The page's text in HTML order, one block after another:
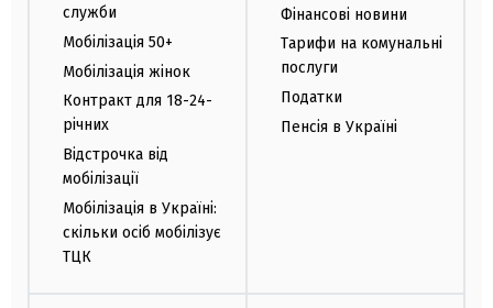
служби
Мобілізація 50+
Мобілізація жінок
Контракт для 18-24-
річних
Відстрочка від
мобілізації
Мобілізація в Україні:
скільки осіб мобілізує
ТЦК
Фінансові новини
Тарифи на комунальні
послуги
Податки
Пенсія в Україні